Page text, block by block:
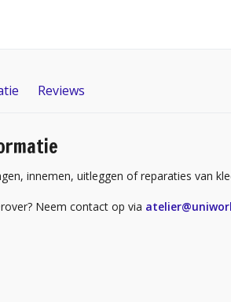
Reviews
innemen, uitleggen of reparaties van
Neem contact op via